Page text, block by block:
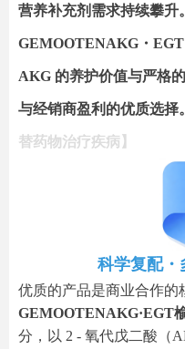
营养补充剂需求持续攀升。
GEMOOTENAKG・
AKG 的养护价值与严格
与经销商盈利的优质选择。
替药物治疗疾病】
科学复配・
优质的产品是商业合作的
GEMOOTENAKG·EGT
分，以 2 - 氧代戊二酸（